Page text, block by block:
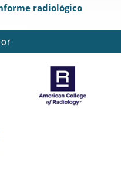
radiológico